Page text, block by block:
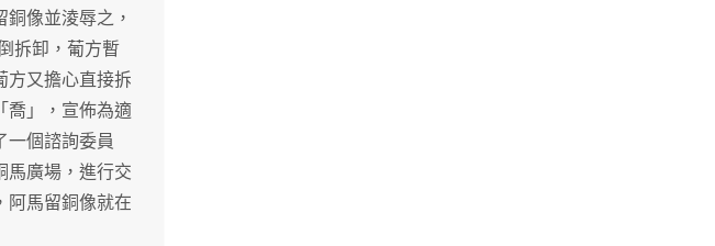
像並淩辱之，
拆卸，葡方暫
方又擔心直接拆
喬」，宣佈為適
一個諮詢委員
馬廣場，進行交
阿馬留銅像就在